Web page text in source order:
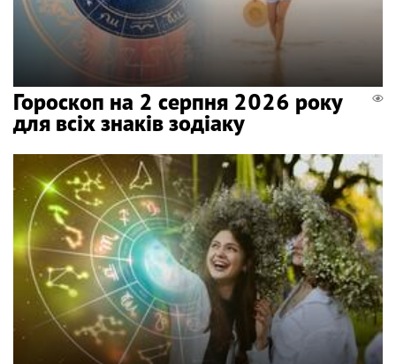
Гороскоп на 2 серпня 2026 року
для всіх знаків зодіаку